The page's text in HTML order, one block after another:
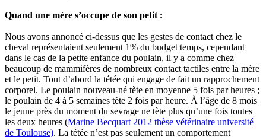
Quand une mère s’occupe de son petit :
Nous avons annoncé ci-dessus que les gestes de contact chez le
cheval représentaient seulement 1% du budget temps, cependant
dans le cas de la petite enfance du poulain, il y a comme chez
beaucoup de mammifères de nombreux contact tactiles entre la mère
et le petit. Tout d’abord la tétée qui engage de fait un rapprochement
corporel. Le poulain nouveau-né tète en moyenne 5 fois par heures ;
le poulain de 4 à 5 semaines tète 2 fois par heure. À l’âge de 8 mois
le jeune près du moment du sevrage ne tète plus qu’une fois toutes
les deux heures (Marine Becquart 2012 thèse vétérinaire université
de Toulouse). La tétée n’est pas seulement un comportement